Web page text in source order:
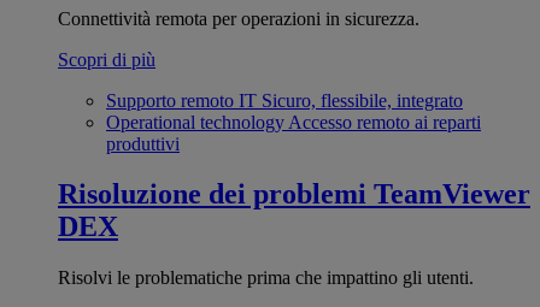
Connettività remota per operazioni in sicurezza.
Scopri di più
Supporto remoto IT Sicuro, flessibile, integrato
Operational technology Accesso remoto ai reparti
produttivi
Risoluzione dei problemi TeamViewer
DEX
Risolvi le problematiche prima che impattino gli utenti.